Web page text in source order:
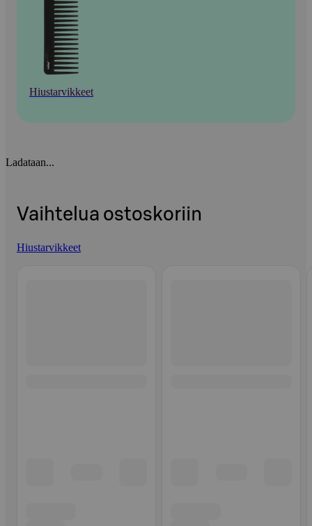
Hiustarvikkeet
Ladataan...
Vaihtelua ostoskoriin
Hiustarvikkeet